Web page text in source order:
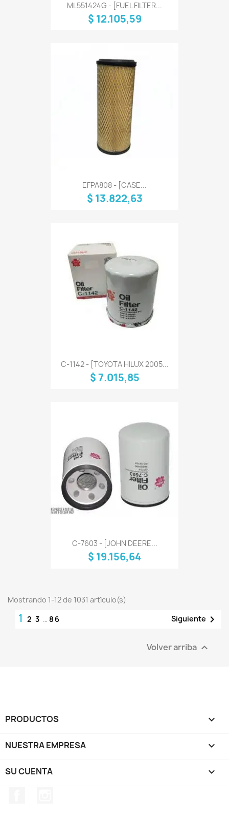
ML551424G - [FUEL FILTER...
$ 12.105,59
EFPA808 - [CASE...
$ 13.822,63
C-1142 - [TOYOTA HILUX 2005...
$ 7.015,85
C-7603 - [JOHN DEERE...
$ 19.156,64
Mostrando 1-12 de 1031 artículo(s)
1 2 3 … 86 Siguiente 
Volver arriba 
PRODUCTOS 
NUESTRA EMPRESA 
SU CUENTA 